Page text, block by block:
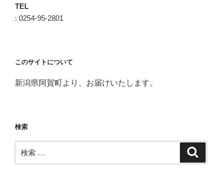
TEL
: 0254-95-2801
このサイトについて
新潟県阿賀町より、お届けいたします。
検索
索: